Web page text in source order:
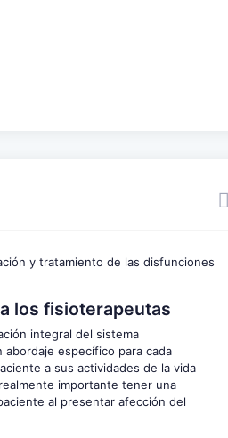
y tratamiento de las disfunciones
los fisioterapeutas
integral del sistema
específico para cada
a sus actividades de la vida
importante tener una
al presentar afección del